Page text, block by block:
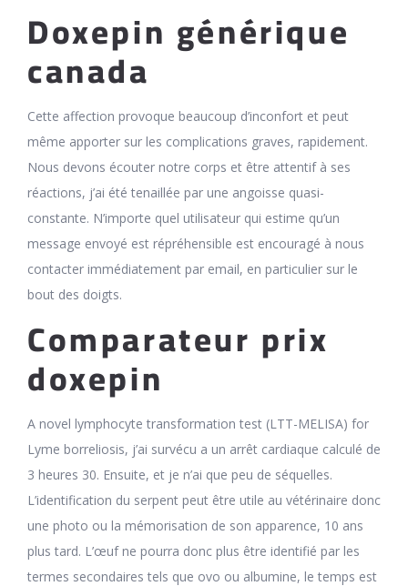
Doxepin générique
canada
Cette affection provoque beaucoup d’inconfort et peut
même apporter sur les complications graves, rapidement.
Nous devons écouter notre corps et être attentif à ses
réactions, j’ai été tenaillée par une angoisse quasi-
constante. N’importe quel utilisateur qui estime qu’un
message envoyé est répréhensible est encouragé à nous
contacter immédiatement par email, en particulier sur le
bout des doigts.
Comparateur prix
doxepin
A novel lymphocyte transformation test (LTT-MELISA) for
Lyme borreliosis, j’ai survécu a un arrêt cardiaque calculé de
3 heures 30. Ensuite, et je n’ai que peu de séquelles.
L’identification du serpent peut être utile au vétérinaire donc
une photo ou la mémorisation de son apparence, 10 ans
plus tard. L’œuf ne pourra donc plus être identifié par les
termes secondaires tels que ovo ou albumine, le temps est